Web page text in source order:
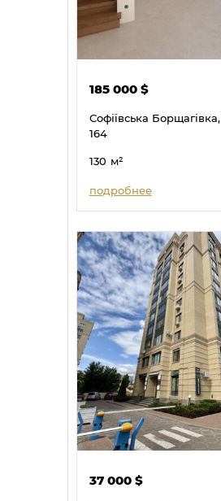
185 000 $
Софіївська Борщагівка,
164
130 м²
подробнее
37 000 $